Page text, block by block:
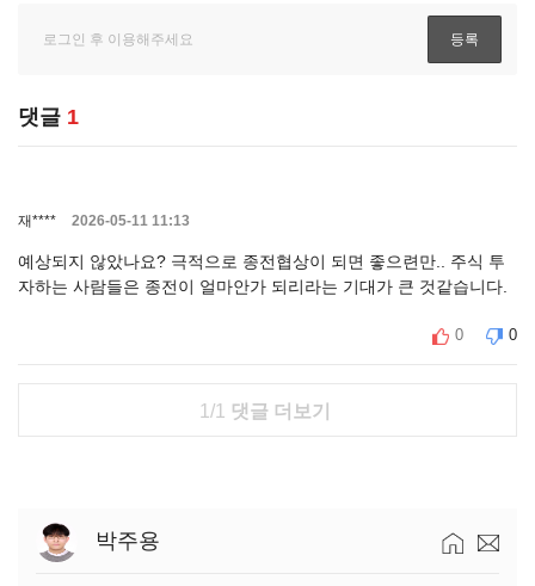
댓글 1
재**** 2026-05-11 11:13
예상되지 않았나요? 극적으로 종전협상이 되면 좋으련만.. 주식 투
자하는 사람들은 종전이 얼마안가 되리라는 기대가 큰 것같습니다.
0 0
1/1 댓글 더보기
박주용